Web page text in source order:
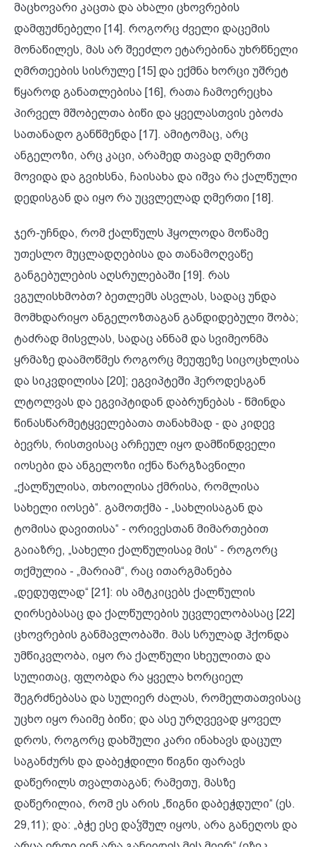
მაცხოვარი კაცთა და ახალი ცხოვრების
დამფუძნებელი [14]. როგორც ძველი დაცემის
მონაწილეს, მას არ შეეძლო ეტარებინა უხრწნელი
ღმრთეების სისრულე [15] და ექმნა ხორცი უშრეტ
წყაროდ განათლებისა [16], რათა ჩამოერეცხა
პირველ მშობელთა ბიწი და ყველასთვის ებოძა
სათანადო განწმენდა [17]. ამიტომაც, არც
ანგელოზი, არც კაცი, არამედ თავად ღმერთი
მოვიდა და გვიხსნა, ჩაისახა და იშვა რა ქალწული
დედისგან და იყო რა უცვლელად ღმერთი [18].
ჯერ-უჩნდა, რომ ქალწულს ჰყოლოდა მოწამე
უთესლო მუცლადღებისა და თანამოღვაწე
განგებულების აღსრულებაში [19]. რას
ვგულისხმობთ? ბეთლემს ასვლას, სადაც უნდა
მომხდარიყო ანგელოზთაგან განდიდებული შობა;
ტაძრად მისვლას, სადაც ანნამ და სვიმეონმა
ყრმაზე დაამოწმეს როგორც მეუფეზე სიცოცხლისა
და სიკვდილისა [20]; ეგვიპტეში ჰეროდესგან
ლტოლვას და ეგვიპტიდან დაბრუნებას - წმინდა
წინასწარმეტყველებათა თანახმად - და კიდევ
ბევრს, რისთვისაც არჩეულ იყო დამწინდველი
იოსები და ანგელოზი იქნა წარგზავნილი
„ქალწულისა, თხოილისა ქმრისა, რომლისა
სახელი იოსებ“. გამოთქმა - „სახლისაგან და
ტომისა დავითისა“ - ორივესთან მიმართებით
გაიაზრე, „სახელი ქალწულისაჲ მის“ - როგორც
თქმულია - „მარიამ“, რაც ითარგმანება
„დედუფლად“ [21]: ის ამტკიცებს ქალწულის
ღირსებასაც და ქალწულების უცვლელობასაც [22]
ცხოვრების განმავლობაში. მას სრულად ჰქონდა
უმწიკვლობა, იყო რა ქალწული სხეულითა და
სულითაც, ფლობდა რა ყველა ხორციელ
შეგრძნებასა და სულიერ ძალას, რომელთათვისაც
უცხო იყო რაიმე ბიწი; და ასე ურღვევად ყოველ
დროს, როგორც დახშული კარი ინახავს დაცულ
საგანძურს და დაბეჭდილი წიგნი ფარავს
დაწერილს თვალთაგან; რამეთუ, მასზე
დაწერილია, რომ ეს არის „წიგნი დაბეჭდული“ (ეს.
29,11); და: „ბჭე ესე დაჴშულ იყოს, არა განეღოს და